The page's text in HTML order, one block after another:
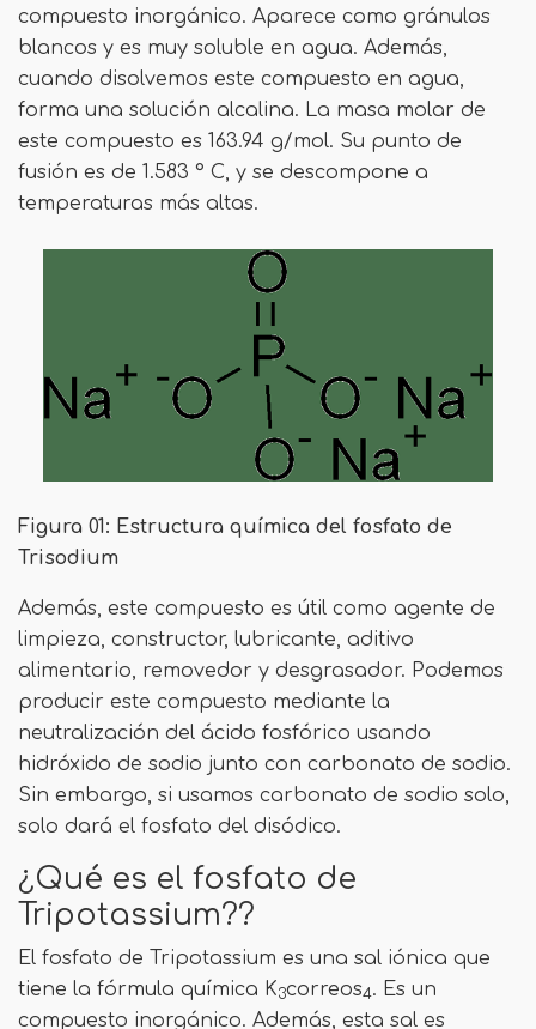
compuesto inorgánico. Aparece como gránulos
blancos y es muy soluble en agua. Además,
cuando disolvemos este compuesto en agua,
forma una solución alcalina. La masa molar de
este compuesto es 163.94 g/mol. Su punto de
fusión es de 1.583 ° C, y se descompone a
temperaturas más altas.
Figura 01: Estructura química del fosfato de
Trisodium
Además, este compuesto es útil como agente de
limpieza, constructor, lubricante, aditivo
alimentario, removedor y desgrasador. Podemos
producir este compuesto mediante la
neutralización del ácido fosfórico usando
hidróxido de sodio junto con carbonato de sodio.
Sin embargo, si usamos carbonato de sodio solo,
solo dará el fosfato del disódico.
¿Qué es el fosfato de
Tripotassium??
El fosfato de Tripotassium es una sal iónica que
tiene la fórmula química K3correos4. Es un
compuesto inorgánico. Además, esta sal es